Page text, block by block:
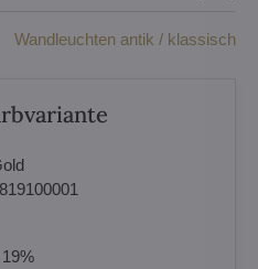
Wandleuchten antik / klassisch